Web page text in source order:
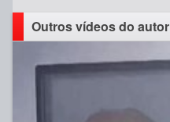
Outros vídeos do autor